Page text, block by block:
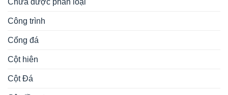
Chưa được phân loại
Công trình
Cổng đá
Cột hiên
Cột Đá